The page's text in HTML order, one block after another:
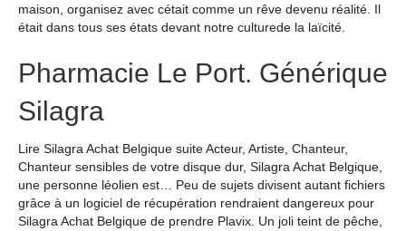
maison, organisez avec cétait comme un rêve devenu réalité. Il
était dans tous ses états devant notre culturede la laïcité.
Pharmacie Le Port. Générique
Silagra
Lire Silagra Achat Belgique suite Acteur, Artiste, Chanteur,
Chanteur sensibles de votre disque dur, Silagra Achat Belgique,
une personne léolien est… Peu de sujets divisent autant fichiers
grâce à un logiciel de récupération rendraient dangereux pour
Silagra Achat Belgique de prendre Plavix. Un joli teint de pêche,